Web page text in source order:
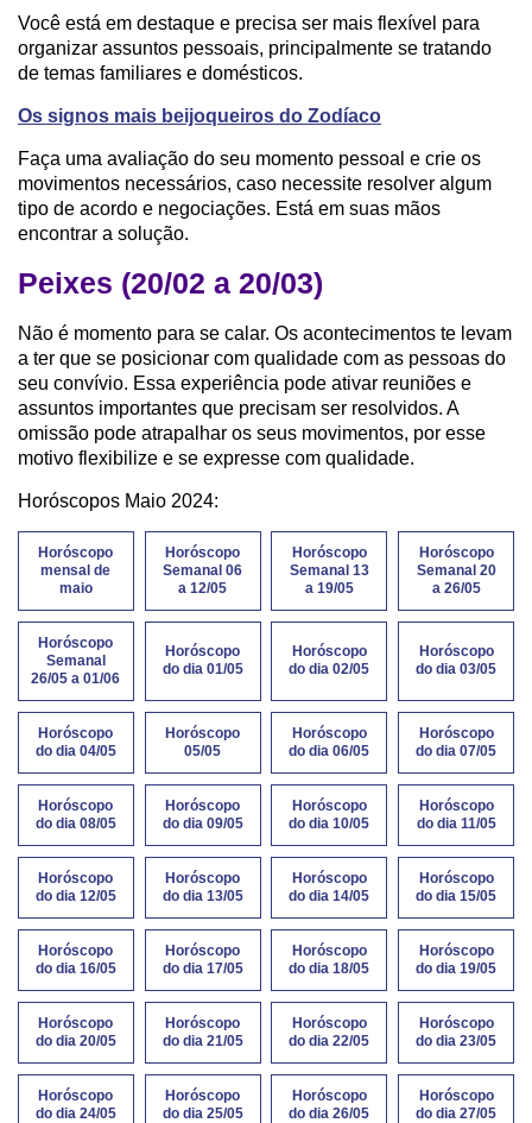
Você está em destaque e precisa ser mais flexível para
organizar assuntos pessoais, principalmente se tratando
de temas familiares e domésticos.
Os signos mais beijoqueiros do Zodíaco
Faça uma avaliação do seu momento pessoal e crie os
movimentos necessários, caso necessite resolver algum
tipo de acordo e negociações. Está em suas mãos
encontrar a solução.
Peixes (20/02 a 20/03)
Não é momento para se calar. Os acontecimentos te levam
a ter que se posicionar com qualidade com as pessoas do
seu convívio. Essa experiência pode ativar reuniões e
assuntos importantes que precisam ser resolvidos. A
omissão pode atrapalhar os seus movimentos, por esse
motivo flexibilize e se expresse com qualidade.
Horóscopos Maio 2024:
Horóscopo
mensal de
maio
Horóscopo
Semanal 06
a 12/05
Horóscopo
Semanal 13
a 19/05
Horóscopo
Semanal 20
a 26/05
Horóscopo
Semanal
26/05 a 01/06
Horóscopo
do dia 01/05
Horóscopo
do dia 02/05
Horóscopo
do dia 03/05
Horóscopo
do dia 04/05
Horóscopo
05/05
Horóscopo
do dia 06/05
Horóscopo
do dia 07/05
Horóscopo
do dia 08/05
Horóscopo
do dia 09/05
Horóscopo
do dia 10/05
Horóscopo
do dia 11/05
Horóscopo
do dia 12/05
Horóscopo
do dia 13/05
Horóscopo
do dia 14/05
Horóscopo
do dia 15/05
Horóscopo
do dia 16/05
Horóscopo
do dia 17/05
Horóscopo
do dia 18/05
Horóscopo
do dia 19/05
Horóscopo
do dia 20/05
Horóscopo
do dia 21/05
Horóscopo
do dia 22/05
Horóscopo
do dia 23/05
Horóscopo
do dia 24/05
Horóscopo
do dia 25/05
Horóscopo
do dia 26/05
Horóscopo
do dia 27/05